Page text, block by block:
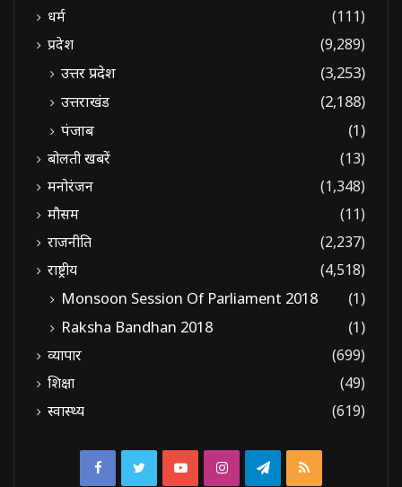
धर्म
(111)
प्रदेश
(9,289)
उत्तर प्रदेश
(3,253)
उत्तराखंड
(2,188)
पंजाब
(1)
बोलती खबरें
(13)
मनोरंजन
(1,348)
मौसम
(11)
राजनीति
(2,237)
राष्ट्रीय
(4,518)
Monsoon Session Of Parliament 2018
(1)
Raksha Bandhan 2018
(1)
व्यापार
(699)
शिक्षा
(49)
स्वास्थ्य
(619)
FacebookTwitterYouTubeInstagramTelegram
RSS